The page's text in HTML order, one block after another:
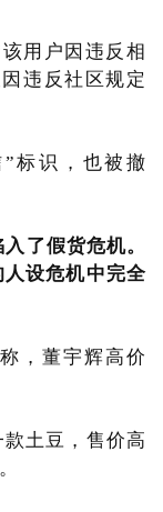
用户因违反相
违反社区规定
标识，也被撤
了假货危机。
设危机中完全
，董宇辉高价
土豆，售价高